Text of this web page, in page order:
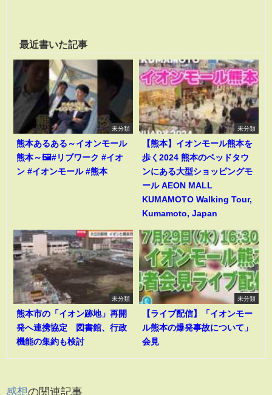
最近書いた記事
未分類
熊本あるある～イオンモール
熊本～🖼️#リブワーク #イオ
ン #イオンモール #熊本
未分類
【熊本】イオンモール熊本を
歩く2024 熊本のベッドタウ
ンにある大型ショッピングモ
ール AEON MALL
KUMAMOTO Walking Tour,
Kumamoto, Japan
未分類
熊本市の「イオン跡地」再開
発へ連携協定 図書館、行政
機能の集約も検討
未分類
【ライブ配信】「イオンモー
ル熊本の爆発事故について」
会見
感想の関連記事